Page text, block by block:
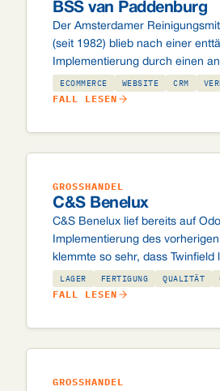
BSS van Paddenburg
Der Amsterdamer
(seit 1982) blieb nach einer
Implementierung durch einen
auf Odoo. Wir übernahmen die
räumten auf und brachten den
ECOMMERCE WEBSITE CRM
FALL LESEN
GROSSHANDEL
C&S Benelux
C&S Benelux lief bereits auf
Implementierung des
klemmte so sehr, dass Twinfield
Scan, eine
Upgradepfad später steht ein
LAGER FERTIGUNG QUALITÄT
FALL LESEN
GROSSHANDEL